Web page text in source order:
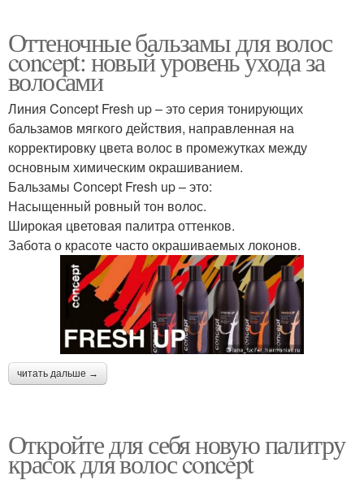
Оттеночные бальзамы для волос
concept: новый уровень ухода за
волосами
Линия Concept Fresh up – это серия тонирующих
бальзамов мягкого действия, направленная на
корректировку цвета волос в промежутках между
основным химическим окрашиванием.
Бальзамы Concept Fresh up – это:
Насыщенный ровный тон волос.
Широкая цветовая палитра оттенков.
Забота о красоте часто окрашиваемых локонов.
читать дальше →
Откройте для себя новую палитру
красок для волос concept